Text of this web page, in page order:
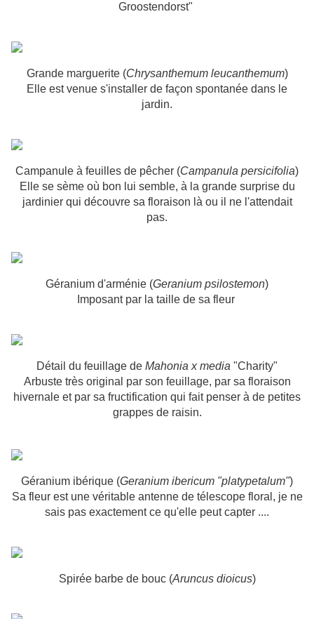
Groostendorst"
Grande marguerite (Chrysanthemum leucanthemum)
Elle est venue s'installer de façon spontanée dans le
jardin.
Campanule à feuilles de pêcher (Campanula persicifolia)
Elle se sème où bon lui semble, à la grande surprise du
jardinier qui découvre sa floraison là ou il ne l'attendait
pas.
Géranium d'arménie (Geranium psilostemon)
Imposant par la taille de sa fleur
Détail du feuillage de Mahonia x media "Charity"
Arbuste très original par son feuillage, par sa floraison
hivernale et par sa fructification qui fait penser à de petites
grappes de raisin.
Géranium ibérique (Geranium ibericum "platypetalum")
Sa fleur est une véritable antenne de télescope floral, je ne
sais pas exactement ce qu'elle peut capter ....
Spirée barbe de bouc (Aruncus dioicus)